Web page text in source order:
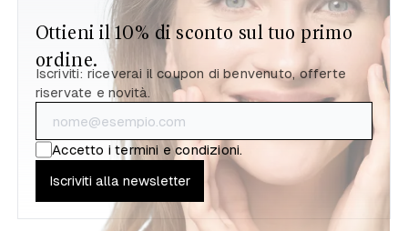
Ottieni il 10% di sconto sul tuo primo
ordine.
Iscriviti: riceverai il coupon di benvenuto, offerte
riservate e novità.
Accetto itermini e condizioni.
Iscriviti alla newsletter